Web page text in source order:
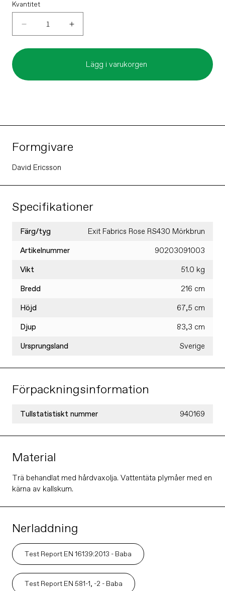
Kvantitet
Minska
Öka
Lägg i varukorgen
Formgivare
David Ericsson
Specifikationer
Färg/tyg Exit Fabrics Rose RS430 Mörkbrun
Artikelnummer 90203091003
Vikt 51.0 kg
Bredd 216 cm
Höjd 67,5 cm
Djup 83,3 cm
Ursprungsland Sverige
Förpackningsinformation
Tullstatistiskt nummer 940169
Material
Trä behandlat med hårdvaxolja. Vattentäta plymåer med en
kärna av kallskum.
Nerladdning
Test Report EN 16139:2013 - Baba
Test Report EN 581-1, -2 - Baba